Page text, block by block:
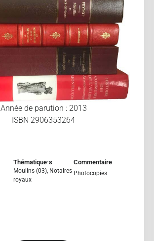
Année de parution : 2013
ISBN 2906353264
Thématique·s
Moulins (03), Notaires
royaux
Commentaire
Photocopies